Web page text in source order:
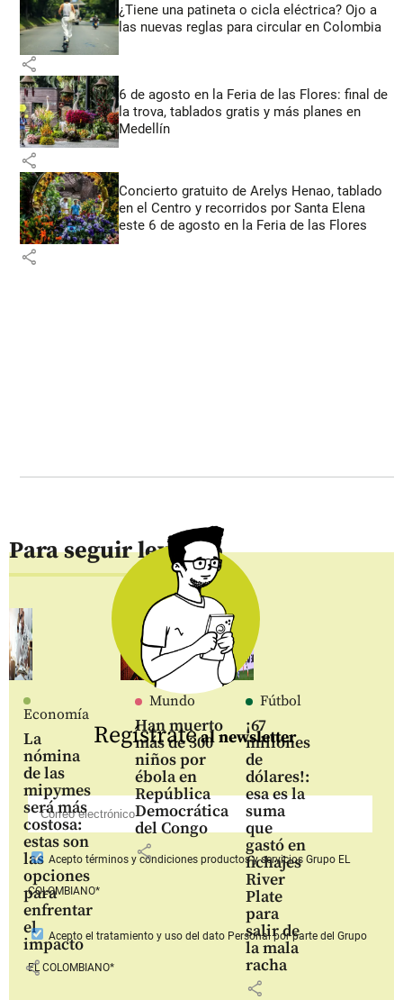
¿Tiene una patineta o cicla eléctrica? Ojo a
las nuevas reglas para circular en Colombia
share
6 de agosto en la Feria de las Flores: final de
la trova, tablados gratis y más planes en
Medellín
share
Concierto gratuito de Arelys Henao, tablado
en el Centro y recorridos por Santa Elena
este 6 de agosto en la Feria de las Flores
share
Para seguir leyendo
Economía
La
nómina
de las
mipymes
será más
costosa:
estas son
las
opciones
para
enfrentar
el
impacto
share
Mundo
Han muerto
más de 300
niños por
ébola en
República
Democrática
del Congo
share
Fútbol
¡67
millones
de
dólares!:
esa es la
suma
que
gastó en
fichajes
River
Plate
para
salir de
la mala
racha
share
Regístrateal newsletter
Aceptotérminos y condiciones productos y serviciosGrupo EL
COLOMBIANO*
Acepto el tratamiento y uso del dato Personalpor parte del Grupo
EL COLOMBIANO*